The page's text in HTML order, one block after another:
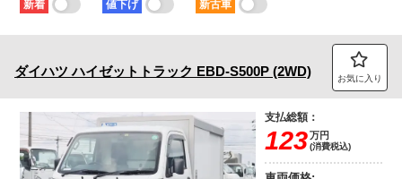
トラック市FC会員専用ページはこちら
新着 値下げ 新古車
ダイハツ ハイゼットトラック EBD-S500P (2WD) お気に入り
支払総額：
123万円
(消費税込)